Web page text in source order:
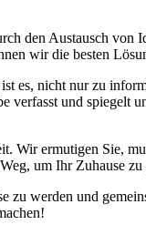
den Austausch von
wir die besten
nicht nur zu
und spiegelt
ermutigen Sie,
um Ihr Zuhause zu
zu werden und